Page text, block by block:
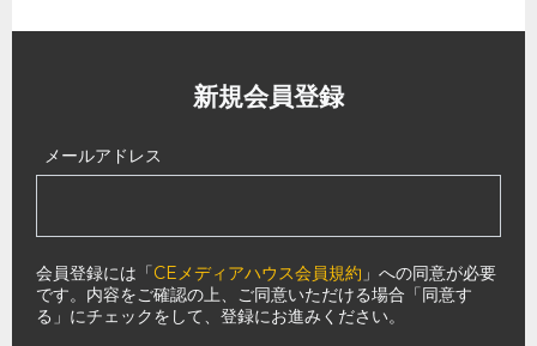
新規会員登録
メールアドレス
会員登録には「CEメディアハウス会員規約 」への同意が必要
です。内容をご確認の上、ご同意いただける場合「同意す
る」にチェックをして、登録にお進みください。